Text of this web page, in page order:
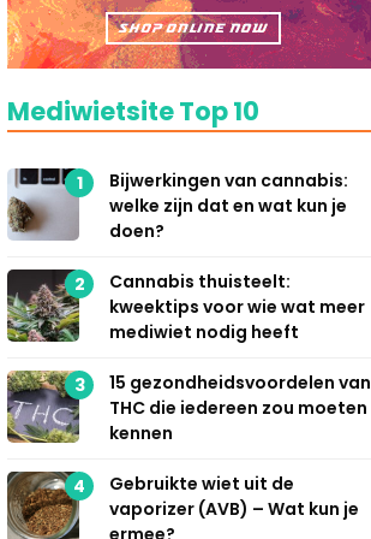
Mediwietsite Top 10
1
Bijwerkingen van cannabis:
welke zijn dat en wat kun je
doen?
2
Cannabis thuisteelt:
kweektips voor wie wat meer
mediwiet nodig heeft
3
15 gezondheidsvoordelen van
THC die iedereen zou moeten
kennen
4
Gebruikte wiet uit de
vaporizer (AVB) – Wat kun je
ermee?